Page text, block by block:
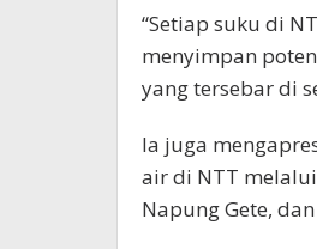
“Setiap suku di
menyimpan
yang tersebar di
Ia juga
air di NTT
Napung Gete,